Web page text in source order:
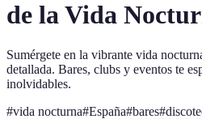
de la Vida
Sumérgete en la vibrante vida
detallada. Bares, clubs y eventos te
inolvidables.
#vida nocturna#España#bares#